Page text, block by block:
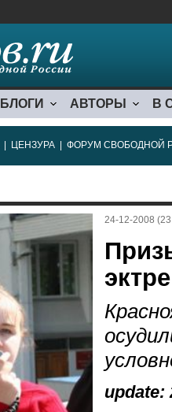
БЛОГИ АВТОРЫ В
ЦЕНЗУРА ФОРУМ СВОБОДНОЙ
24-12-2008
update: